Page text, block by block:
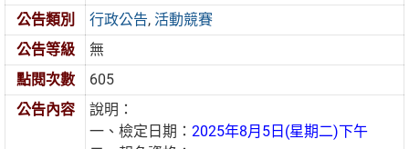
公告類別
行政公告,活動競賽
公告等級
無
點閱次數
605
公告內容
說明：
一、檢定日期：2025年8月5日(星期二)下午